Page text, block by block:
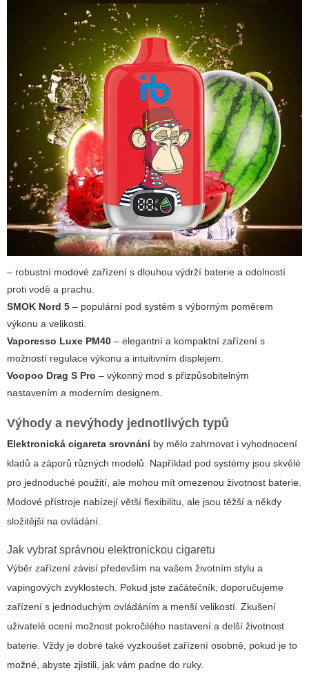
– robustní modové zařízení s dlouhou výdrží baterie a odolností
proti vodě a prachu.
SMOK Nord 5 – populární pod systém s výborným poměrem
výkonu a velikosti.
Vaporesso Luxe PM40 – elegantní a kompaktní zařízení s
možností regulace výkonu a intuitivním displejem.
Voopoo Drag S Pro – výkonný mod s přizpůsobitelným
nastavením a moderním designem.
Výhody a nevýhody jednotlivých typů
Elektronická cigareta srovnáníby mělo zahrnovat i vyhodnocení
kladů a záporů různých modelů. Například pod systémy jsou skvělé
pro jednoduché použití, ale mohou mít omezenou životnost baterie.
Modové přístroje nabízejí větší flexibilitu, ale jsou těžší a někdy
složitější na ovládání.
Jak vybrat správnou elektronickou cigaretu
Výběr zařízení závisí především na vašem životním stylu a
vapingových zvyklostech. Pokud jste začátečník, doporučujeme
zařízení s jednoduchým ovládáním a menší velikostí. Zkušení
uživatelé ocení možnost pokročilého nastavení a delší životnost
baterie. Vždy je dobré také vyzkoušet zařízení osobně, pokud je to
možné, abyste zjistili, jak vám padne do ruky.